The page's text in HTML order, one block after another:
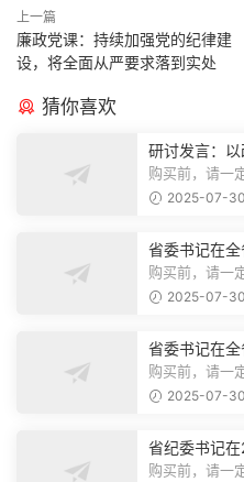
上一篇
廉政党课：持续加强党的纪律建
设，将全面从严要求落到实处
猜你喜欢
研讨发言：以
购买前，请一
注，精彩模板
2025-07-30
省委书记在
购买前，请一
注，精彩模板
2025-07-30
省委书记在
购买前，请一
注，精彩模板
2025-07-30
省纪委书记
上的讲话.1
购买前，请一